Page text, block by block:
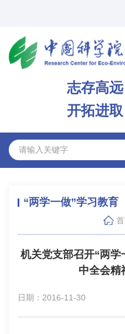
志存高
开拓进
“两学一做”学习教育
机关党支部召开“两
中全会精
日期：2016-11-30